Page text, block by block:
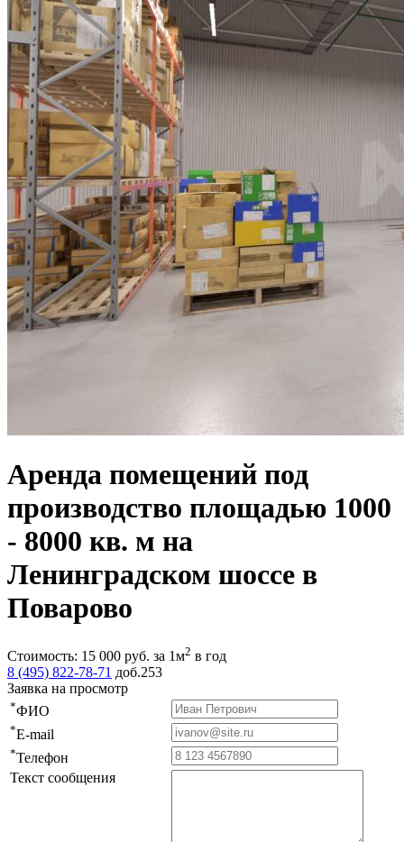
Аренда помещений под
производство площадью 1000
- 8000 кв. м на
Ленинградском шоссе в
Поварово
Стоимость: 15 000 руб. за 1м2 в год
8 (495) 822-78-71 доб.253
Заявка на просмотр
*ФИО
*E-mail
*Телефон
Текст сообщения